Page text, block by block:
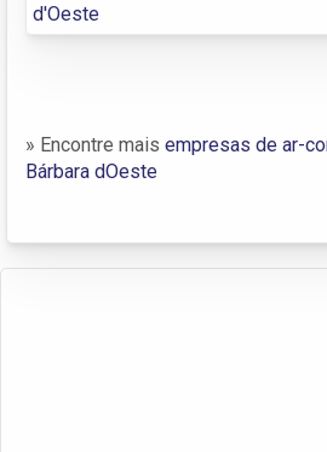
d'Oeste
» Encontre mais empresas de ar-
Bárbara dOeste